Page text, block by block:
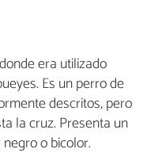
era utilizado
Es un perro de
descritos, pero
la cruz. Presenta un
o bicolor.